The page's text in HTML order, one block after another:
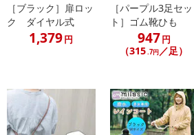
［ブラック］扉ロッ
ク ダイヤル式
1,379円
［パープル3足セッ
ト］ゴム靴ひも
947円
（315.7円 ／足）